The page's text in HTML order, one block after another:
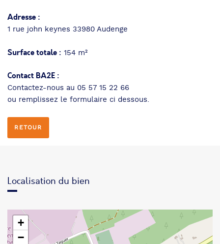
Adresse :
1 rue john keynes 33980 Audenge
Surface totale : 154 m²
Contact BA2E :
Contactez-nous au 05 57 15 22 66
ou remplissez le formulaire ci dessous.
RETOUR
Localisation du bien
+
−